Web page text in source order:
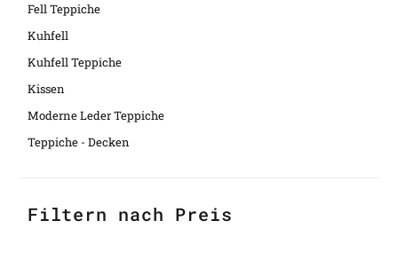
Fell Teppiche
Kuhfell
Kuhfell Teppiche
Kissen
Moderne Leder Teppiche
Teppiche - Decken
Filtern nach Preis